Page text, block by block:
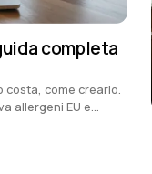
completa
costa, come crearlo.
allergeni EU e